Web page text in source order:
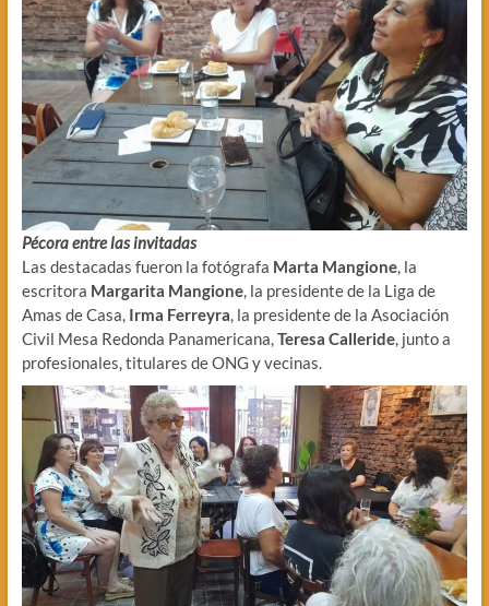
Pécora entre las invitadas
Las destacadas fueron la fotógrafa Marta Mangione, la
escritora Margarita Mangione, la presidente de la Liga de
Amas de Casa, Irma Ferreyra, la presidente de la Asociación
Civil Mesa Redonda Panamericana,Teresa Calleride, junto a
profesionales, titulares de ONG y vecinas.